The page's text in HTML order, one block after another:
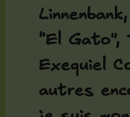
“El Gato”,
Exequiel
autres